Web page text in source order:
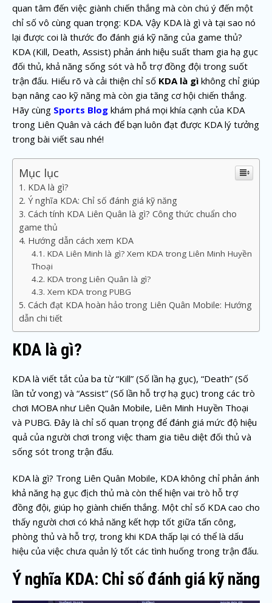
quan tâm đến việc giành chiến thắng mà còn chú ý đến một
chỉ số vô cùng quan trọng: KDA. Vậy KDA là gì và tại sao nó
lại được coi là thước đo đánh giá kỹ năng của game thủ?
KDA (Kill, Death, Assist) phản ánh hiệu suất tham gia hạ gục
đối thủ, khả năng sống sót và hỗ trợ đồng đội trong suốt
trận đấu. Hiểu rõ và cải thiện chỉ số KDA là gì không chỉ giúp
bạn nâng cao kỹ năng mà còn gia tăng cơ hội chiến thắng.
Hãy cùng Sports Blog khám phá mọi khía cạnh của KDA
trong Liên Quân và cách để bạn luôn đạt được KDA lý tưởng
trong bài viết sau nhé!
Mục lục
KDA là gì?
Ý nghĩa KDA: Chỉ số đánh giá kỹ năng
Cách tính KDA Liên Quân là gì? Công thức chuẩn cho
game thủ
Hướng dẫn cách xem KDA
KDA Liên Minh là gì? Xem KDA trong Liên Minh Huyền
Thoại
KDA trong Liên Quân là gì?
Xem KDA trong PUBG
Cách đạt KDA hoàn hảo trong Liên Quân Mobile: Hướng
dẫn chi tiết
KDA là gì?
KDA là viết tắt của ba từ “Kill” (Số lần hạ gục), “Death” (Số
lần tử vong) và “Assist” (Số lần hỗ trợ hạ gục) trong các trò
chơi MOBA như Liên Quân Mobile, Liên Minh Huyền Thoại
và PUBG. Đây là chỉ số quan trọng để đánh giá mức độ hiệu
quả của người chơi trong việc tham gia tiêu diệt đối thủ và
sống sót trong trận đấu.
KDA là gì? Trong Liên Quân Mobile, KDA không chỉ phản ánh
khả năng hạ gục địch thủ mà còn thể hiện vai trò hỗ trợ
đồng đội, giúp họ giành chiến thắng. Một chỉ số KDA cao cho
thấy người chơi có khả năng kết hợp tốt giữa tấn công,
phòng thủ và hỗ trợ, trong khi KDA thấp lại có thể là dấu
hiệu của việc chưa quản lý tốt các tình huống trong trận đấu.
Ý nghĩa KDA: Chỉ số đánh giá kỹ năng